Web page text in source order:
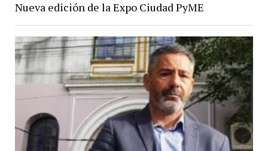
Nueva edición de la Expo Ciudad PyME